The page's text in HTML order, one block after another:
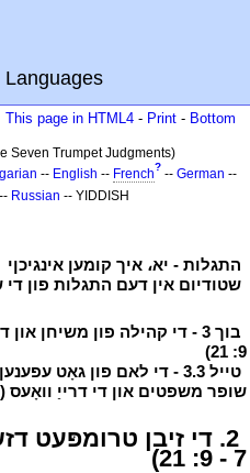
Languages
This page in HTML4 - Print - Bottom
Seven Trumpet Judgments)
-- English -- French? -- German --
-- Russian -- YIDDISH
התגלות - יא، איך קומען אינגיכןי
שטודיום אין דעם התגלות פון די
9: 21)
טייל 3.3 - די לאם פון גאָט
שופר משפטים און די דרייַ וואָעס (התגלות
7 - 9: 21) י